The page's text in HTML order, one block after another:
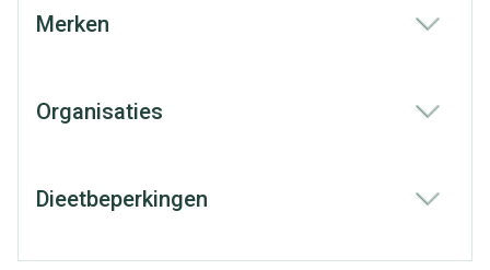
Merken
Organisaties
Dieetbeperkingen